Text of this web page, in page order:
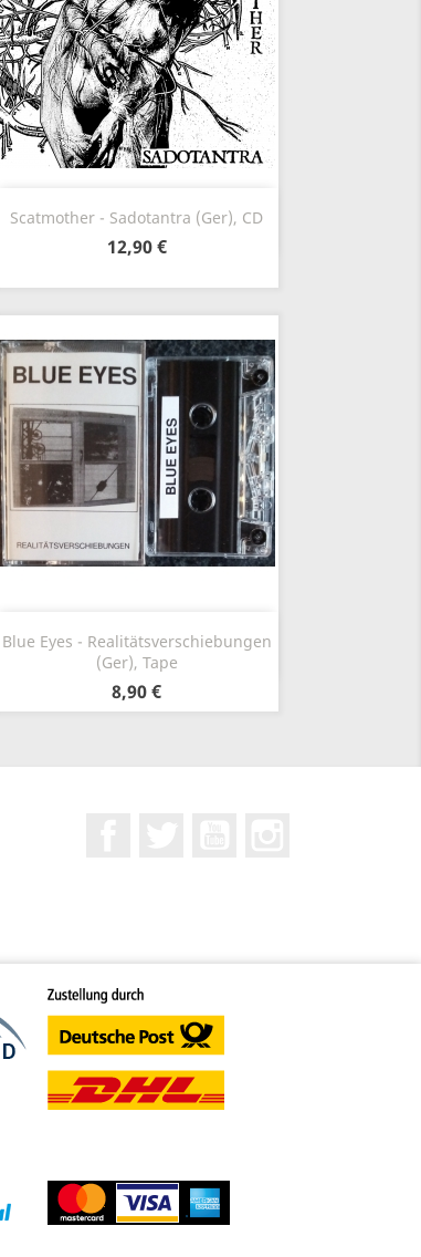
Scatmother - Sadotantra (Ger), CD
12,90 €
 Vista rápida
Blue Eyes - Realitätsverschiebungen
(Ger), Tape
8,90 €
 Vista rápida